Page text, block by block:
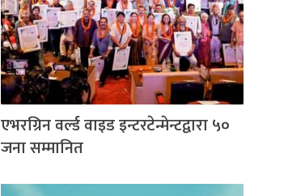
एभरग्रिन वर्ल्ड वाइड इन्टरटेन्मेन्टद्वारा ५०
जना सम्मानित